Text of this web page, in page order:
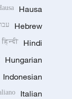
Hausa
Hebrew
Hindi
हिन्दी
Hungarian
Indonesian
Italian